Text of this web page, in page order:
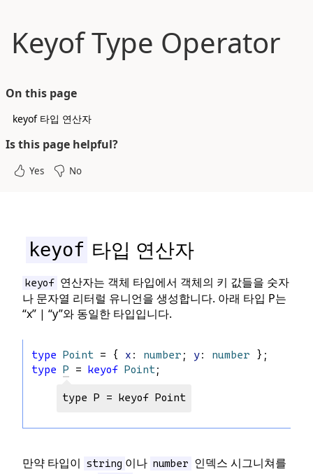
Keyof Type Operator
keyof 타입 연산자
keyof 연산자는 객체 타입에서 객체의 키 값들을 숫자
나 문자열 리터럴 유니언을 생성합니다. 아래 타입 P는
“x” | “y”와 동일한 타입입니다.
type Point = { x : number ; y: number };
type
P = keyof Point;
type P = keyof Point
만약 타입이 string 이나 number
인덱스 시그니쳐를
On this page
keyof 타입 연산자
Is this page helpful?
Yes No